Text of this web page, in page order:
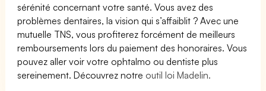
sérénité concernant votre santé. Vous avez des
problèmes dentaires, la vision qui s’affaiblit ? Avec une
mutuelle TNS, vous profiterez forcément de meilleurs
remboursements lors du paiement des honoraires. Vous
pouvez aller voir votre ophtalmo ou dentiste plus
sereinement. Découvrez notre outil loi Madelin.